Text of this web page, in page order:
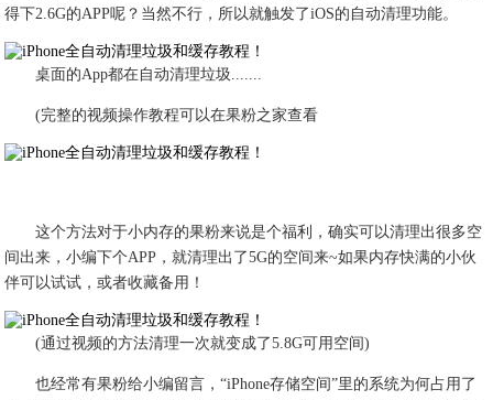
得下2.6G的APP呢？当然不行，所以就触发了iOS的自动清理功能。
桌面的App都在自动清理垃圾.......
​(完整的视频操作教程可以在果粉之家查看
这个方法对于小内存的果粉来说是个福利，确实可以清理出很多空
间出来，小编下个APP，就清理出了5G的空间来~如果内存快满的小伙
伴可以试试，或者收藏备用！
(通过视频的方法清理一次就变成了5.8G可用空间)
​也经常有果粉给小编留言，“iPhone存储空间”里的系统为何占用了